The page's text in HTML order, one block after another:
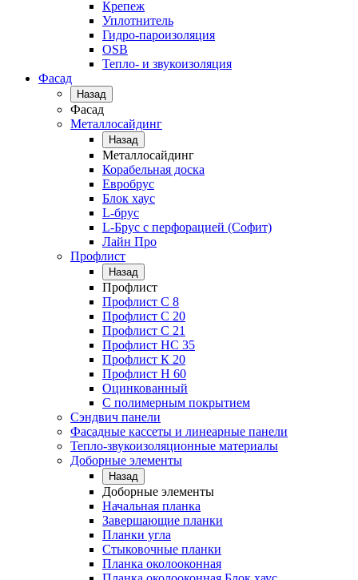
Крепеж
Уплотнитель
Гидро-пароизоляция
OSB
Тепло- и звукоизоляция
Фасад
Назад
Фасад
Металлосайдинг
Назад
Металлосайдинг
Корабельная доска
Евробрус
Блок хаус
L-брус
L-Брус с перфорацией (Софит)
Лайн Про
Профлист
Назад
Профлист
Профлист С 8
Профлист С 20
Профлист C 21
Профлист НС 35
Профлист К 20
Профлист Н 60
Оцинкованный
С полимерным покрытием
Сэндвич панели
Фасадные кассеты и линеарные панели
Тепло-звукоизоляционные материалы
Доборные элементы
Назад
Доборные элементы
Начальная планка
Завершающие планки
Планки угла
Стыковочные планки
Планка околооконная